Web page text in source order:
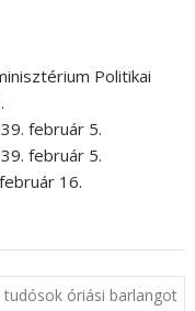
Politikai
február 5.
február 5.
16.
tudósok óriási barlangot